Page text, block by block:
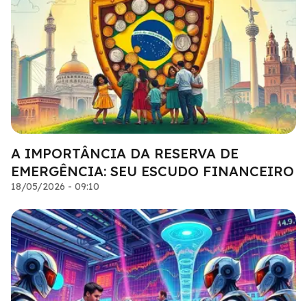
A IMPORTÂNCIA DA RESERVA DE
EMERGÊNCIA: SEU ESCUDO FINANCEIRO
18/05/2026 - 09:10